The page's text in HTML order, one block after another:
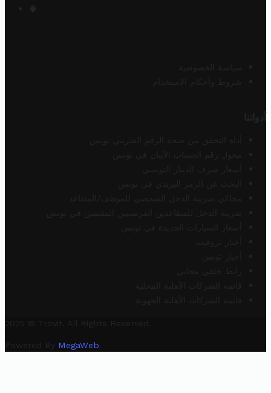
سياسة الخصوصية
شروط وأحكام الاستخدام
أدواتنا
أداة التحقق من صحة الرقم الضريبي تونس
محول رقم الحساب الآيبان في تونس
أسعار صرف الدينار التونسي
البحث عن الرمز البريدي في تونس
محاكي ضريبة الدخل الشخصي للموظف/المتقاعد
ضريبة الدخل للمتقاعدين الفرنسيين المقيمين في تونس
أسعار السيارات الجديدة في تونس
أخبار تروفيت
أخبار تونس
رابط خلفي مجاني
قائمة الشركات الأهلية المحلية
قائمة الشركات الأهلية الجهوية
2025 © Trovit. All Rights Reserved.
Powered By MegaWeb